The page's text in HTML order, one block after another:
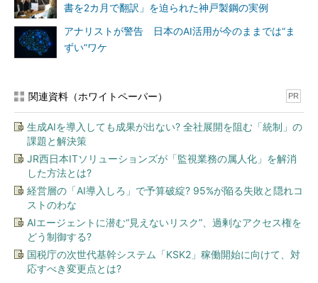
書を2カ月で翻訳」を迫られた神戸製鋼の実例
アナリストが警告 日本のAI活用が今のままでは“ま
ずい”ワケ
関連資料（ホワイトペーパー） PR
生成AIを導入しても成果が出ない? 全社展開を阻む「統制」の
課題と解決策
JR西日本ITソリューションズが「監視業務の属人化」を解消
した方法とは?
経営層の「AI導入しろ」で予算破綻? 95%が陥る失敗と隠れコ
ストのわな
AIエージェントに潜む“見えないリスク”、過剰なアクセス権を
どう制御する?
国税庁の次世代基幹システム「KSK2」稼働開始に向けて、対
応すべき変更点とは?